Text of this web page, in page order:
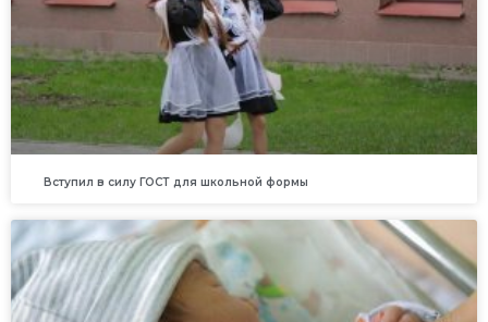
Вступил в силу ГОСТ для школьной формы